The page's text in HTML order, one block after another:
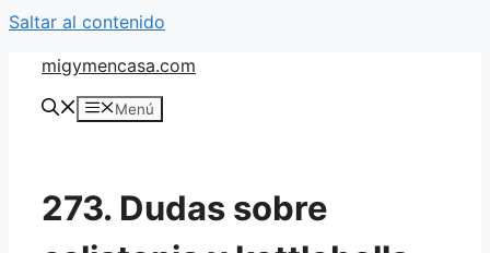
Saltar al contenido
migymencasa.com
Menú
273. Dudas sobre